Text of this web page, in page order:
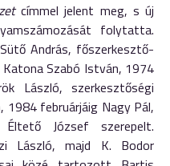
címmel jelent meg, s új
folytatta.
András, főszerkesztő-
Szabó István, 1974
László, szerkesztőségi
februárjáig Nagy Pál,
József szerepelt.
László, majd K. Bodor